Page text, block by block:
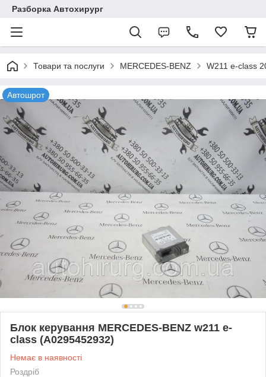
Разборка Автохирург
Товари та послуги MERCEDES-BENZ W211 e-class
Автошрот
Блок керування MERCEDES-BENZ w211 e-
class (A0295452932)
Немає в наявності
Роздріб